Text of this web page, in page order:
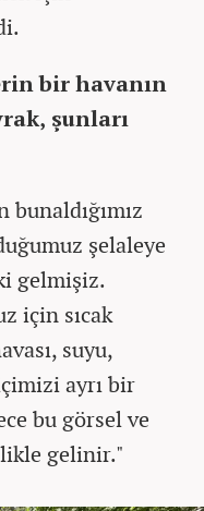
bir havanın
şunları
bunaldığımız
şelaleye
gelmişiz.
için sıcak
suyu,
ayrı bir
bu görsel ve
gelinir."